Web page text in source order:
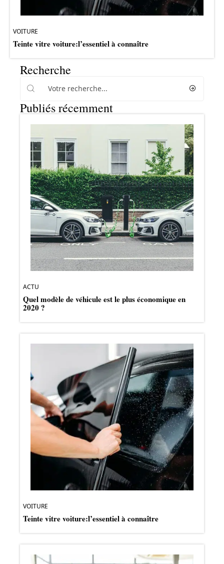
VOITURE
Teinte vitre voiture:l’essentiel à connaître
Recherche
Publiés récemment
ACTU
Quel modèle de véhicule est le plus économique en
2020 ?
VOITURE
Teinte vitre voiture:l’essentiel à connaître